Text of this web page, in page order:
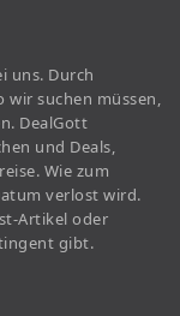
uns. Durch
wir suchen müssen,
DealGott
und Deals,
Wie zum
verlost wird.
Artikel oder
gibt.